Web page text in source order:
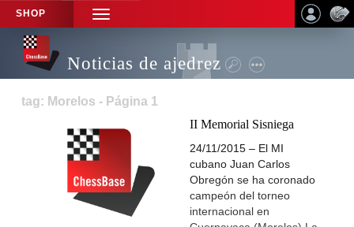
SHOP
TOGGLE
NAVIGATION
Noticias de ajedrez
tag: Morelos - Página 1
II Memorial Sisniega
24/11/2015 – El MI
cubano Juan Carlos
Obregón se ha coronado
campeón del torneo
internacional en